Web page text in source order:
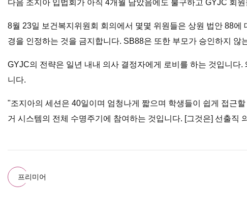
다음 조지아 입법회가 아직 4개월 남았음에도 불구하고 GYJC 회
8월 23일 보건복지위원회 회의에서 몇몇 위원들은 상원 법안 88
경을 인정하는 것을 금지합니다. SB88은 또한 부모가 승인하지
GYJC의 전략은 일년 내내 의사 결정자에게 로비를 하는 것입니
니다.
"조지아의 세션은 40일이며 엄청나게 짧으며 학생들이 쉽게 접근
거 시스템의 전체 수명주기에 참여하는 것입니다. [그것은] 선출직
프리미어